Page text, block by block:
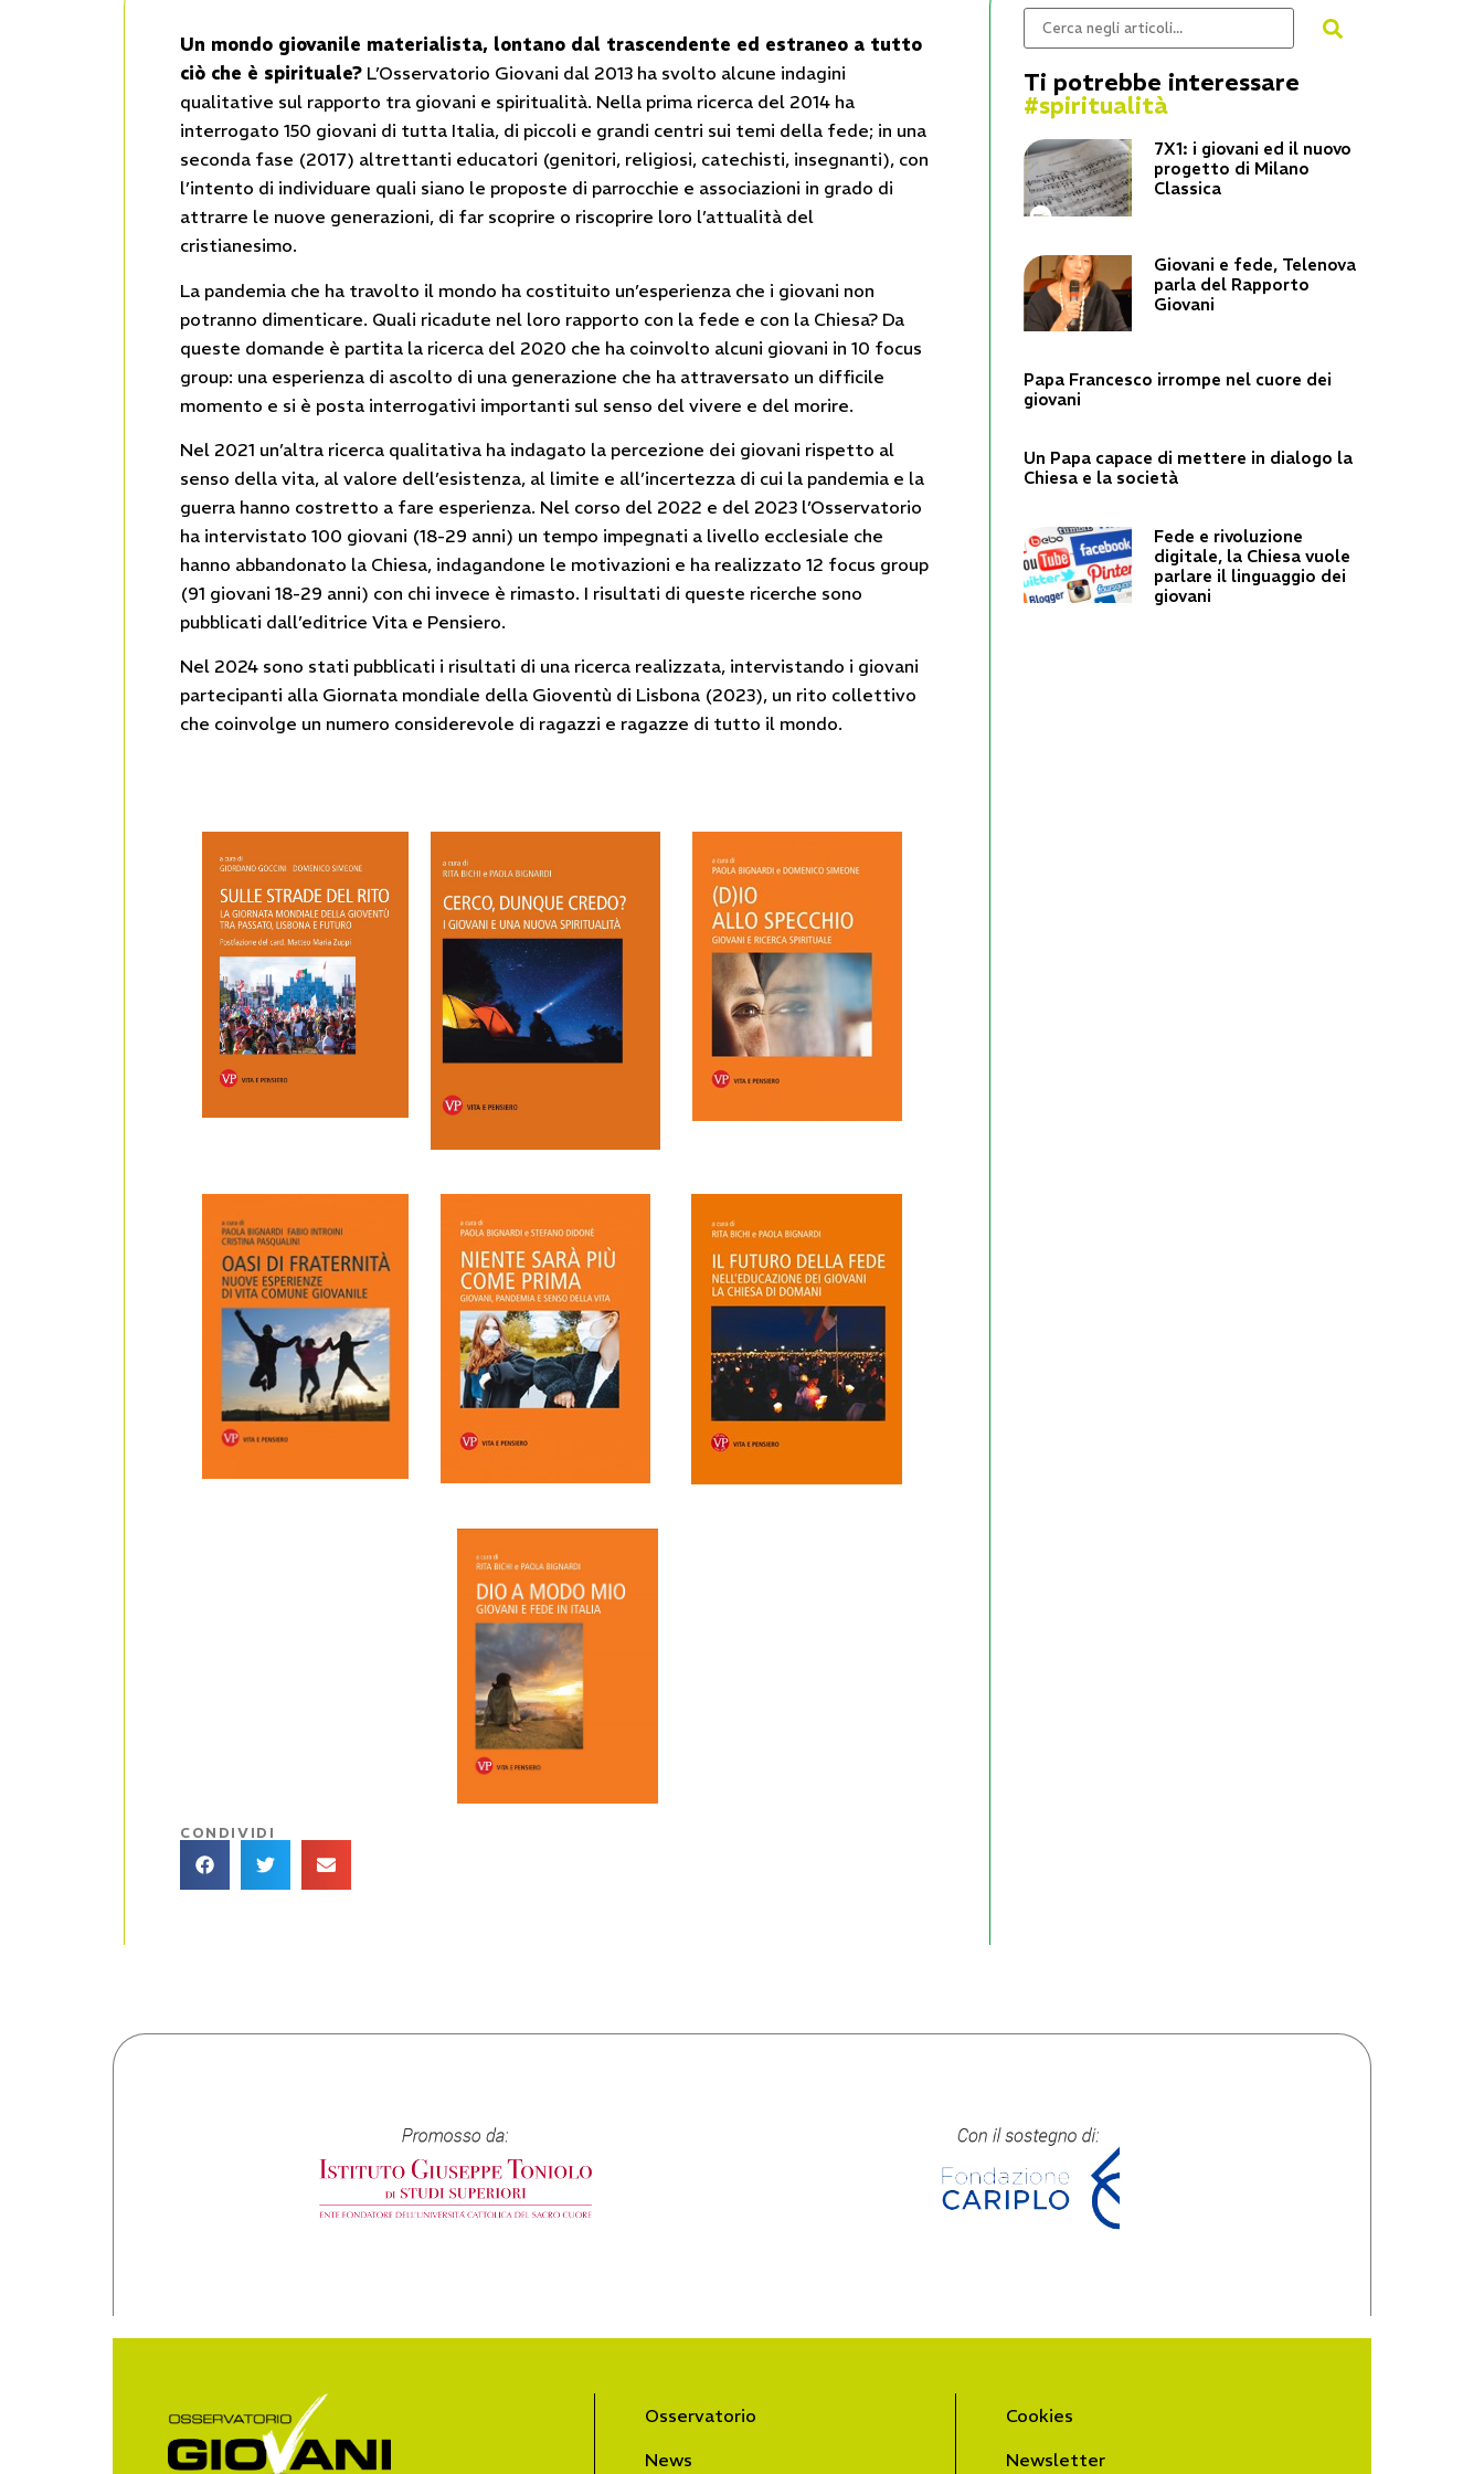
Un mondo giovanile materialista, lontano dal trascendente ed estraneo a tutto
ciò che è spirituale? L’Osservatorio Giovani dal 2013 ha svolto alcune indagini
qualitative sul rapporto tra giovani e spiritualità. Nella prima ricerca del 2014 ha
interrogato 150 giovani di tutta Italia, di piccoli e grandi centri sui temi della fede; in una
seconda fase (2017) altrettanti educatori (genitori, religiosi, catechisti, insegnanti), con
l’intento di individuare quali siano le proposte di parrocchie e associazioni in grado di
attrarre le nuove generazioni, di far scoprire o riscoprire loro l’attualità del
cristianesimo.
La pandemia che ha travolto il mondo ha costituito un’esperienza che i giovani non
potranno dimenticare. Quali ricadute nel loro rapporto con la fede e con la Chiesa? Da
queste domande è partita la ricerca del 2020 che ha coinvolto alcuni giovani in 10 focus
group: una esperienza di ascolto di una generazione che ha attraversato un difficile
momento e si è posta interrogativi importanti sul senso del vivere e del morire.
Nel 2021 un’altra ricerca qualitativa ha indagato la percezione dei giovani rispetto al
senso della vita, al valore dell’esistenza, al limite e all’incertezza di cui la pandemia e la
guerra hanno costretto a fare esperienza. Nel corso del 2022 e del 2023 l’Osservatorio
ha intervistato 100 giovani (18-29 anni) un tempo impegnati a livello ecclesiale che
hanno abbandonato la Chiesa, indagandone le motivazioni e ha realizzato 12 focus group
(91 giovani 18-29 anni) con chi invece è rimasto. I risultati di queste ricerche sono
pubblicati dall’editrice Vita e Pensiero.
Nel 2024 sono stati pubblicati i risultati di una ricerca realizzata, intervistando i giovani
partecipanti alla Giornata mondiale della Gioventù di Lisbona (2023), un rito collettivo
che coinvolge un numero considerevole di ragazzi e ragazze di tutto il mondo.
CONDIVIDI
Ti potrebbe interessare
#spiritualità
7X1: i giovani ed il nuovo
progetto di Milano
Classica
Giovani e fede, Telenova
parla del Rapporto
Giovani
Papa Francesco irrompe nel cuore dei
giovani
Un Papa capace di mettere in dialogo la
Chiesa e la società
Fede e rivoluzione
digitale, la Chiesa vuole
parlare il linguaggio dei
giovani
Osservatorio
News
Cookies
Newsletter